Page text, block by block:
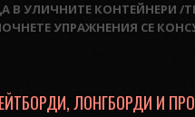
В УЛИЧНИТЕ КОНТЕЙНЕРИ /
УПРАЖНЕНИЯ СЕ
ЛОНГБОРДИ И